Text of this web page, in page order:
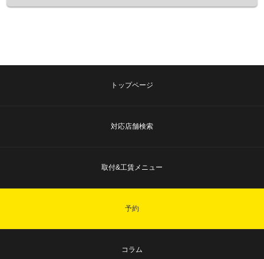
トップページ
対応店舗検索
取付&工賃メニュー
予約
コラム